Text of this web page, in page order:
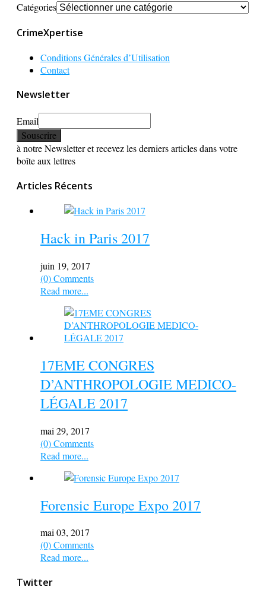
Catégories
CrimeXpertise
Conditions Générales d’Utilisation
Contact
Newsletter
Email
à notre Newsletter et recevez les derniers articles dans votre
boîte aux lettres
Articles Récents
Hack in Paris 2017
juin 19, 2017
(0) Comments
Read more...
17EME CONGRES
D’ANTHROPOLOGIE MEDICO-
LÉGALE 2017
mai 29, 2017
(0) Comments
Read more...
Forensic Europe Expo 2017
mai 03, 2017
(0) Comments
Read more...
Twitter